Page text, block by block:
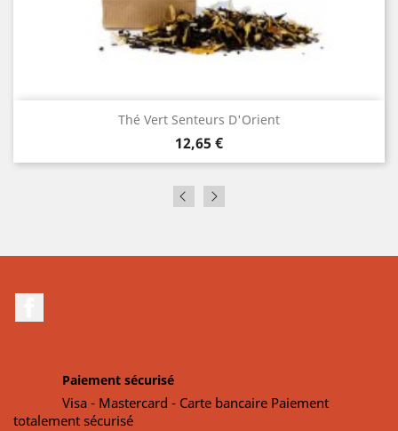
Thé Vert Senteurs D'Orient
Prix
12,65 €
Paiement sécurisé
Visa - Mastercard - Carte bancaire Paiement
totalement sécurisé